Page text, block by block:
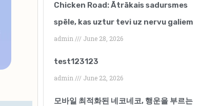
Chicken Road: Ātrākais sadursmes
spēle, kas uztur tevi uz nervu galiem
admin June 28, 2026
test123123
admin June 22, 2026
모바일 최적화된 네코네코, 행운을 부르는